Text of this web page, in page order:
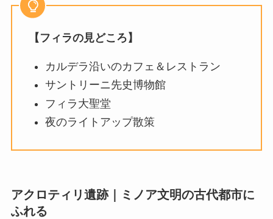
【フィラの見どころ】
カルデラ沿いのカフェ＆レストラン
サントリーニ先史博物館
フィラ大聖堂
夜のライトアップ散策
アクロティリ遺跡｜ミノア文明の古代都市に
ふれる